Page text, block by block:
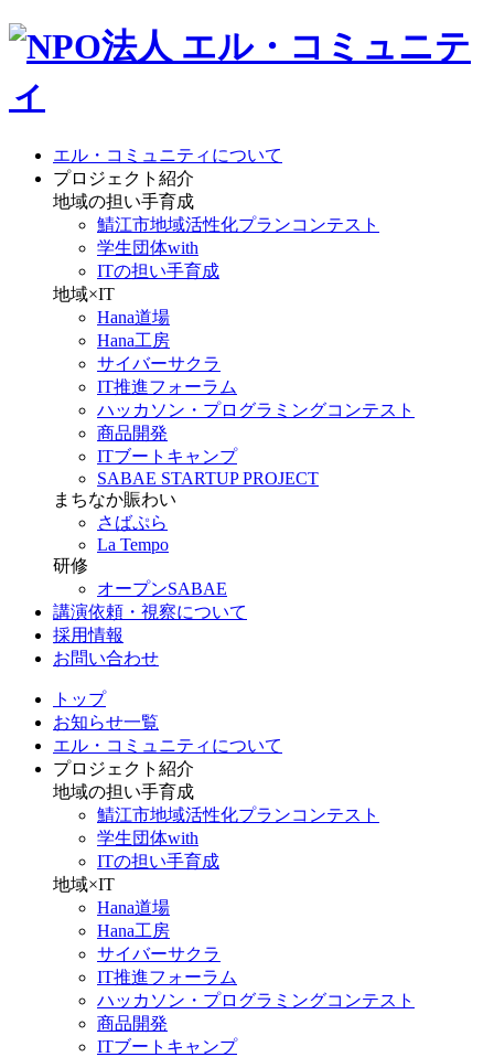
エル・コミュニティについて
プロジェクト紹介
地域の担い手育成
鯖江市地域活性化プランコンテスト
学生団体with
ITの担い手育成
地域×IT
Hana道場
Hana工房
サイバーサクラ
IT推進フォーラム
ハッカソン・プログラミングコンテスト
商品開発
ITブートキャンプ
SABAE STARTUP PROJECT
まちなか賑わい
さばぷら
La Tempo
研修
オープンSABAE
講演依頼・視察について
採用情報
お問い合わせ
トップ
お知らせ一覧
エル・コミュニティについて
プロジェクト紹介
地域の担い手育成
鯖江市地域活性化プランコンテスト
学生団体with
ITの担い手育成
地域×IT
Hana道場
Hana工房
サイバーサクラ
IT推進フォーラム
ハッカソン・プログラミングコンテスト
商品開発
ITブートキャンプ